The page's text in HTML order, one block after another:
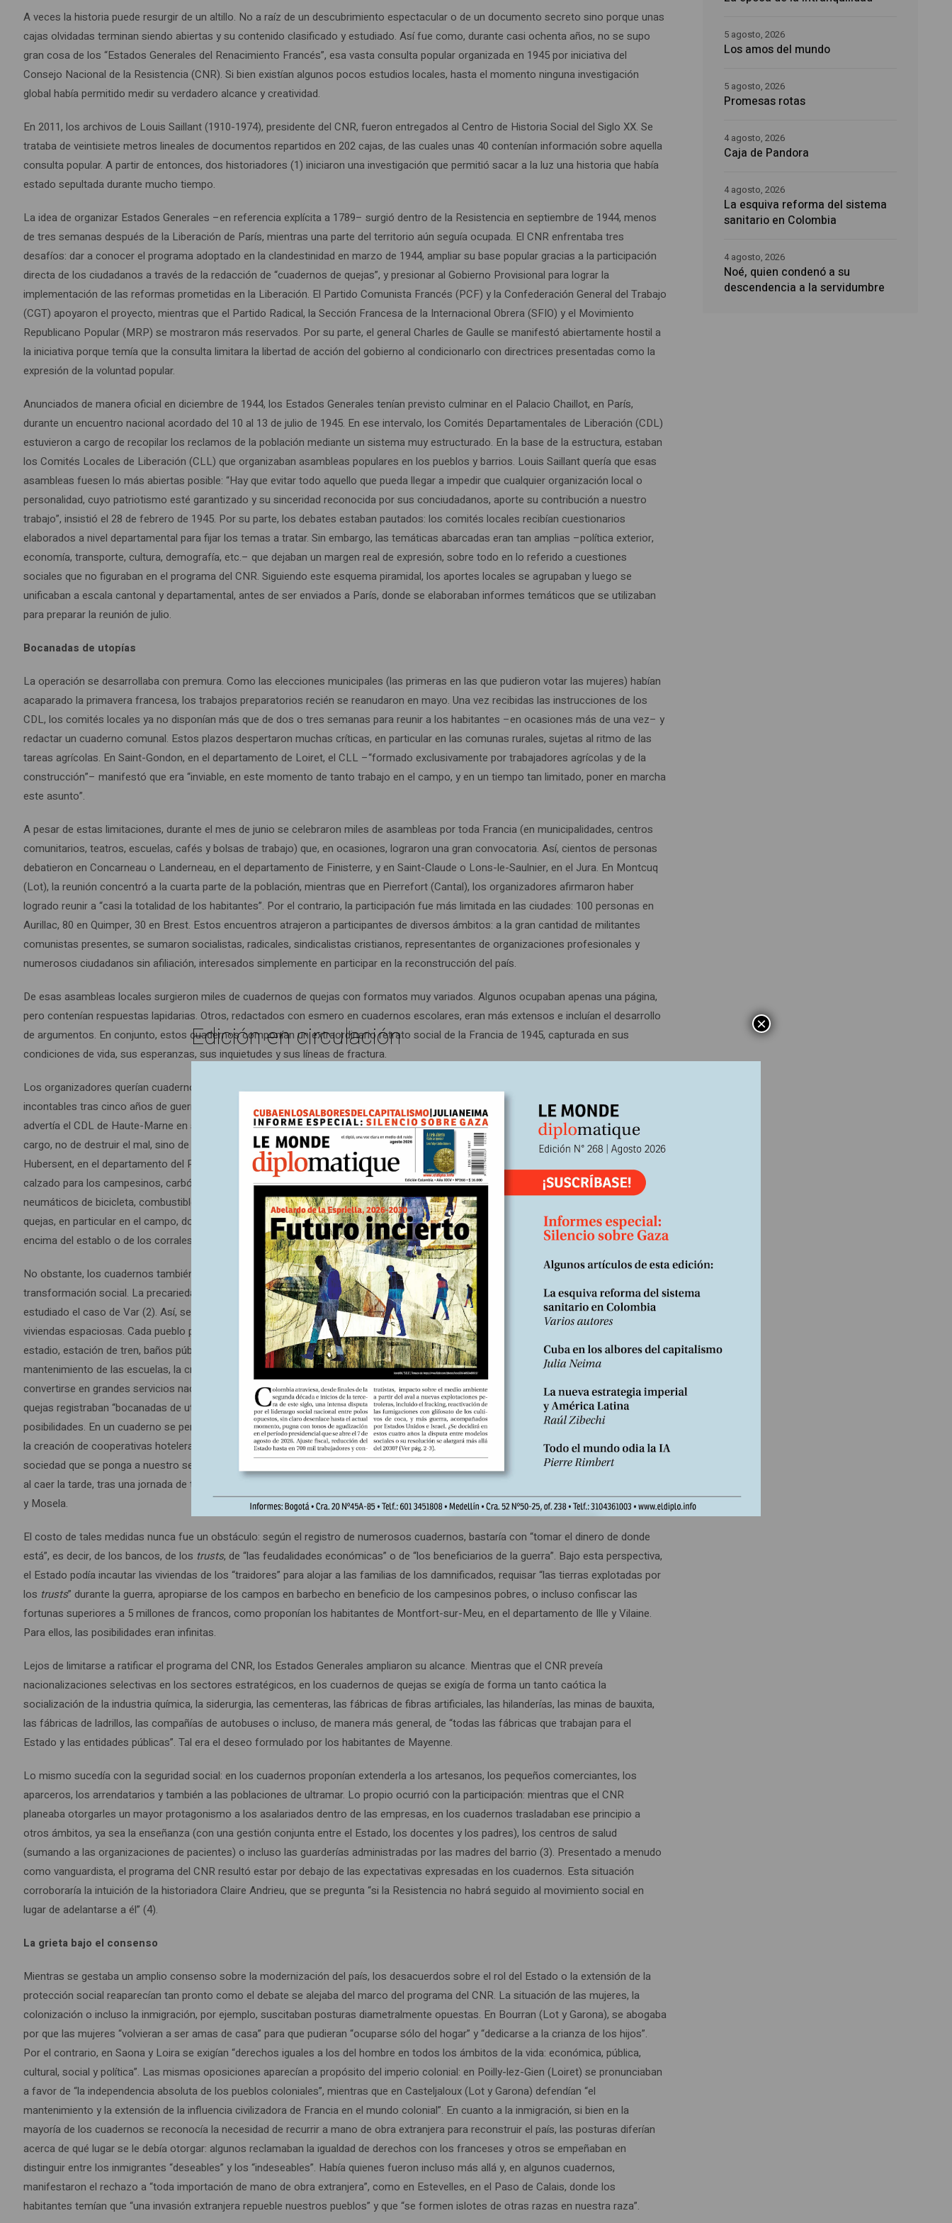
A veces la historia puede resurgir de un altillo. No a raíz de un descubrimiento espectacular o de un documento secreto sino porque unas
cajas olvidadas terminan siendo abiertas y su contenido clasificado y estudiado. Así fue como, durante casi ochenta años, no se supo
gran cosa de los “Estados Generales del Renacimiento Francés”, esa vasta consulta popular organizada en 1945 por iniciativa del
Consejo Nacional de la Resistencia (CNR). Si bien existían algunos pocos estudios locales, hasta el momento ninguna investigación
global había permitido medir su verdadero alcance y creatividad.
En 2011, los archivos de Louis Saillant (1910-1974), presidente del CNR, fueron entregados al Centro de Historia Social del Siglo XX. Se
trataba de veintisiete metros lineales de documentos repartidos en 202 cajas, de las cuales unas 40 contenían información sobre aquella
consulta popular. A partir de entonces, dos historiadores (1) iniciaron una investigación que permitió sacar a la luz una historia que había
estado sepultada durante mucho tiempo.
La idea de organizar Estados Generales –en referencia explícita a 1789– surgió dentro de la Resistencia en septiembre de 1944, menos
de tres semanas después de la Liberación de París, mientras una parte del territorio aún seguía ocupada. El CNR enfrentaba tres
desafíos: dar a conocer el programa adoptado en la clandestinidad en marzo de 1944, ampliar su base popular gracias a la participación
directa de los ciudadanos a través de la redacción de “cuadernos de quejas”, y presionar al Gobierno Provisional para lograr la
implementación de las reformas prometidas en la Liberación. El Partido Comunista Francés (PCF) y la Confederación General del Trabajo
(CGT) apoyaron el proyecto, mientras que el Partido Radical, la Sección Francesa de la Internacional Obrera (SFIO) y el Movimiento
Republicano Popular (MRP) se mostraron más reservados. Por su parte, el general Charles de Gaulle se manifestó abiertamente hostil a
la iniciativa porque temía que la consulta limitara la libertad de acción del gobierno al condicionarlo con directrices presentadas como la
expresión de la voluntad popular.
Anunciados de manera oficial en diciembre de 1944, los Estados Generales tenían previsto culminar en el Palacio Chaillot, en París,
durante un encuentro nacional acordado del 10 al 13 de julio de 1945. En ese intervalo, los Comités Departamentales de Liberación (CDL)
estuvieron a cargo de recopilar los reclamos de la población mediante un sistema muy estructurado. En la base de la estructura, estaban
los Comités Locales de Liberación (CLL) que organizaban asambleas populares en los pueblos y barrios. Louis Saillant quería que esas
asambleas fuesen lo más abiertas posible: “Hay que evitar todo aquello que pueda llegar a impedir que cualquier organización local o
personalidad, cuyo patriotismo esté garantizado y su sinceridad reconocida por sus conciudadanos, aporte su contribución a nuestro
trabajo”, insistió el 28 de febrero de 1945. Por su parte, los debates estaban pautados: los comités locales recibían cuestionarios
elaborados a nivel departamental para fijar los temas a tratar. Sin embargo, las temáticas abarcadas eran tan amplias –política exterior,
economía, transporte, cultura, demografía, etc.– que dejaban un margen real de expresión, sobre todo en lo referido a cuestiones
sociales que no figuraban en el programa del CNR. Siguiendo este esquema piramidal, los aportes locales se agrupaban y luego se
unificaban a escala cantonal y departamental, antes de ser enviados a París, donde se elaboraban informes temáticos que se utilizaban
para preparar la reunión de julio.
Bocanadas de utopías
La operación se desarrollaba con premura. Como las elecciones municipales (las primeras en las que pudieron votar las mujeres) habían
acaparado la primavera francesa, los trabajos preparatorios recién se reanudaron en mayo. Una vez recibidas las instrucciones de los
CDL, los comités locales ya no disponían más que de dos o tres semanas para reunir a los habitantes –en ocasiones más de una vez– y
redactar un cuaderno comunal. Estos plazos despertaron muchas críticas, en particular en las comunas rurales, sujetas al ritmo de las
tareas agrícolas. En Saint-Gondon, en el departamento de Loiret, el CLL –“formado exclusivamente por trabajadores agrícolas y de la
construcción”– manifestó que era “inviable, en este momento de tanto trabajo en el campo, y en un tiempo tan limitado, poner en marcha
este asunto”.
A pesar de estas limitaciones, durante el mes de junio se celebraron miles de asambleas por toda Francia (en municipalidades, centros
comunitarios, teatros, escuelas, cafés y bolsas de trabajo) que, en ocasiones, lograron una gran convocatoria. Así, cientos de personas
debatieron en Concarneau o Landerneau, en el departamento de Finisterre, y en Saint-Claude o Lons-le-Saulnier, en el Jura. En Montcuq
(Lot), la reunión concentró a la cuarta parte de la población, mientras que en Pierrefort (Cantal), los organizadores afirmaron haber
logrado reunir a “casi la totalidad de los habitantes”. Por el contrario, la participación fue más limitada en las ciudades: 100 personas en
Aurillac, 80 en Quimper, 30 en Brest. Estos encuentros atrajeron a participantes de diversos ámbitos: a la gran cantidad de militantes
comunistas presentes, se sumaron socialistas, radicales, sindicalistas cristianos, representantes de organizaciones profesionales y
numerosos ciudadanos sin afiliación, interesados simplemente en participar en la reconstrucción del país.
De esas asambleas locales surgieron miles de cuadernos de quejas con formatos muy variados. Algunos ocupaban apenas una página,
pero contenían respuestas lapidarias. Otros, redactados con esmero en cuadernos escolares, eran más extensos e incluían el desarrollo
de argumentos. En conjunto, estos cuadernos componían un extraordinario retrato social de la Francia de 1945, capturada en sus
condiciones de vida, sus esperanzas, sus inquietudes y sus líneas de fractura.
Los organizadores querían cuadernos orientados hacia el futuro en lugar de centrados en las dificultades inmediatas, que resultaban
incontables tras cinco años de guerra. “No se trata de que elaboren cuadernos de quejas y se lamenten de todo lo que no funciona –
advertía el CDL de Haute-Marne en su folleto informativo dirigido a los municipios–. Se trata de una obra constructiva y ustedes están a
cargo, no de destruir el mal, sino de formular cómo desearían que fueran las cosas.” Esta consigna fue ignorada en gran medida. En
Hubersent, en el departamento del Paso de Calais, los habitantes hicieron un inventario. De las escaseces que azotaban a su pueblo:
calzado para los campesinos, carbón y clavos para el herrero, cuero para el zapatero, harina para el panadero; también faltaban
neumáticos de bicicleta, combustible, cuerda, leche para los niños. Las condiciones de las viviendas también fueron objeto de numerosas
quejas, en particular en el campo, donde los trabajadores agrícolas vivían con frecuencia en pocilgas sin aire ni luz, a veces incluso
encima del establo o de los corrales.
No obstante, los cuadernos también estaban impregnados de un imaginario de progreso y de una confianza en las capacidades de
transformación social. La precariedad no les impidió formular “sueños razonables”, observa el historiador Jean-Marie Guillon, quien ha
estudiado el caso de Var (2). Así, se reclamaba la electrificación del campo, el agua corriente, el alcantarillado, rutas asfaltadas y
viviendas espaciosas. Cada pueblo proyectaba sus propios equipamientos colectivos: correo, hospital, teatro, biblioteca, cine, piscina,
estadio, estación de tren, baños públicos, clubes. En el departamento de Isère incluso se llegó a plantear que “la construcción y el
mantenimiento de las escuelas, la creación de estadios, piscinas y centros comunitarios, así como el suministro de agua […] tienen que
convertirse en grandes servicios nacionales al mismo nivel que el mantenimiento del Ejército y la educación pública”. Los cuadernos de
quejas registraban “bocanadas de utopías sociales” –en palabras del historiador Michel Pigenet– que proponían un abanico con múltiples
posibilidades. En un cuaderno se permiten imaginar que el Estado podría financiar el trabajo de los escritores; en otro, se plantea y solicita
la creación de cooperativas hoteleras económicas para que las clases populares pudieran irse de vacaciones. Es “necesario pedirle a la
sociedad que se ponga a nuestro servicio durante quince días, que nos haga vivir el hermoso sueño que cada uno de nosotros ha tenido
al caer la tarde, tras una jornada de trabajo especialmente dura: el de un mundo perfectamente feliz”, esbozaron el cuaderno de Meurthe
y Mosela.
El costo de tales medidas nunca fue un obstáculo: según el registro de numerosos cuadernos, bastaría con “tomar el dinero de donde
está”, es decir, de los bancos, de los trusts, de “las feudalidades económicas” o de “los beneficiarios de la guerra”. Bajo esta perspectiva,
el Estado podía incautar las viviendas de los “traidores” para alojar a las familias de los damnificados, requisar “las tierras explotadas por
los trusts” durante la guerra, apropiarse de los campos en barbecho en beneficio de los campesinos pobres, o incluso confiscar las
fortunas superiores a 5 millones de francos, como proponían los habitantes de Montfort-sur-Meu, en el departamento de Ille y Vilaine.
Para ellos, las posibilidades eran infinitas.
Lejos de limitarse a ratificar el programa del CNR, los Estados Generales ampliaron su alcance. Mientras que el CNR preveía
nacionalizaciones selectivas en los sectores estratégicos, en los cuadernos de quejas se exigía de forma un tanto caótica la
socialización de la industria química, la siderurgia, las cementeras, las fábricas de fibras artificiales, las hilanderías, las minas de bauxita,
las fábricas de ladrillos, las compañías de autobuses o incluso, de manera más general, de “todas las fábricas que trabajan para el
Estado y las entidades públicas”. Tal era el deseo formulado por los habitantes de Mayenne.
Lo mismo sucedía con la seguridad social: en los cuadernos proponían extenderla a los artesanos, los pequeños comerciantes, los
aparceros, los arrendatarios y también a las poblaciones de ultramar. Lo propio ocurrió con la participación: mientras que el CNR
planeaba otorgarles un mayor protagonismo a los asalariados dentro de las empresas, en los cuadernos trasladaban ese principio a
otros ámbitos, ya sea la enseñanza (con una gestión conjunta entre el Estado, los docentes y los padres), los centros de salud
(sumando a las organizaciones de pacientes) o incluso las guarderías administradas por las madres del barrio (3). Presentado a menudo
como vanguardista, el programa del CNR resultó estar por debajo de las expectativas expresadas en los cuadernos. Esta situación
corroboraría la intuición de la historiadora Claire Andrieu, que se pregunta “si la Resistencia no habrá seguido al movimiento social en
lugar de adelantarse a él” (4).
La grieta bajo el consenso
Mientras se gestaba un amplio consenso sobre la modernización del país, los desacuerdos sobre el rol del Estado o la extensión de la
protección social reaparecían tan pronto como el debate se alejaba del marco del programa del CNR. La situación de las mujeres, la
colonización o incluso la inmigración, por ejemplo, suscitaban posturas diametralmente opuestas. En Bourran (Lot y Garona), se abogaba
por que las mujeres “volvieran a ser amas de casa” para que pudieran “ocuparse sólo del hogar” y “dedicarse a la crianza de los hijos”.
Por el contrario, en Saona y Loira se exigían “derechos iguales a los del hombre en todos los ámbitos de la vida: económica, pública,
cultural, social y política”. Las mismas oposiciones aparecían a propósito del imperio colonial: en Poilly-lez-Gien (Loiret) se pronunciaban
a favor de “la independencia absoluta de los pueblos coloniales”, mientras que en Casteljaloux (Lot y Garona) defendían “el
mantenimiento y la extensión de la influencia civilizadora de Francia en el mundo colonial”. En cuanto a la inmigración, si bien en la
mayoría de los cuadernos se reconocía la necesidad de recurrir a mano de obra extranjera para reconstruir el país, las posturas diferían
acerca de qué lugar se le debía otorgar: algunos reclamaban la igualdad de derechos con los franceses y otros se empeñaban en
distinguir entre los inmigrantes “deseables” y los “indeseables”. Había quienes fueron incluso más allá y, en algunos cuadernos,
manifestaron el rechazo a “toda importación de mano de obra extranjera”, como en Estevelles, en el Paso de Calais, donde los
habitantes temían que “una invasión extranjera repueble nuestros pueblos” y que “se formen islotes de otras razas en nuestra raza”.
Los amos del mundo
5 agosto, 2026
Promesas rotas
5 agosto, 2026
Caja de Pandora
4 agosto, 2026
La esquiva reforma del sistema
sanitario en Colombia
4 agosto, 2026
Noé, quien condenó a su
descendencia a la servidumbre
4 agosto, 2026
Edición en circulación ×